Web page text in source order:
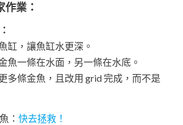
業：
缸，讓魚缸水更深。
魚一條在水面，另一條在水底。
多條金魚，且改用 grid 完成，而不是
： 快去拯救！